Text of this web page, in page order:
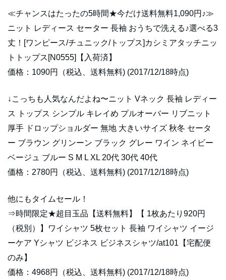
≪チャンスはたったの5時間★今だけ送料無料1,090円♪≫
ニット レディース セーター 長袖 おうちで洗える♪選べる3
丈！[ワンピース/チュニック/トップス]カシミアタッチニッ
トトップス[N0555]【入荷済】
価格：1090円（税込、送料無料) (2017/12/18時点)
↓こっちも人気なんだよね〜ニット Vネック 長袖 レディー
ス トップス シンプル キレイめ プルオーバー リブニット
厚手 ドロップショルダー 無地 大きいサイズ 秋冬 セータ
ー ブラウン グリンーン ブラック グレー ワイン ネイビー
ベージュ ブルー S M L XL 20代 30代 40代
価格：2780円（税込、送料無料) (2017/12/18時点)
他にもタイムセール！
⇒時間限定★超目玉品【送料無料】【 1枚あたり920円
（税別）】ワイシャツ 5枚セット 長袖 ワイシャツ イージ
ーケア Yシャツ ビジネス ビジネスシャツ/at101【宅配便
のみ】
価格：4968円（税込、送料無料) (2017/12/18時点)